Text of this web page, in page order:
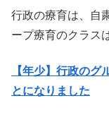
行政の療育は、自
ープ療育のクラス
【年少】行政のグ
とになりました